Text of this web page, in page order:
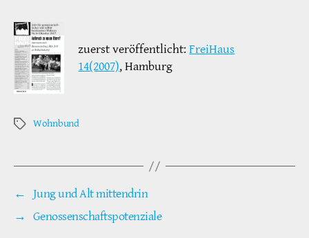
zuerst veröffentlicht:FreiHaus
14(2007), Hamburg
Schlagwörter
Wohnbund
← Jung und Alt mittendrin
→ Genossenschaftspotenziale